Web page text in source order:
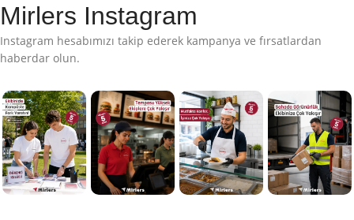
Mirlers Instagram
Instagram hesabımızı takip ederek kampanya ve fırsatlardan
haberdar olun.